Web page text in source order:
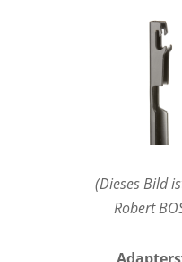
(Dieses Bild
Robert